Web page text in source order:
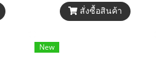
ะบาย
กระจกโบราณ
สั่งซื้อสินค้า
New